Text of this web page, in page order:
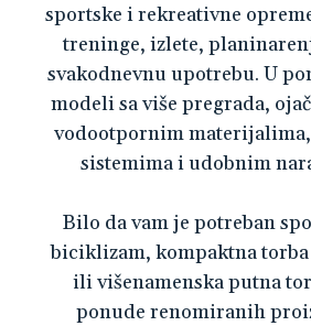
sportske i rekreativne
treninge, izlete,
svakodnevnu upotrebu. U
modeli sa više pregrada,
vodootpornim
sistemima i udobnim
Bilo da vam je potreban
biciklizam, kompaktna
ili višenamenska putna
ponude renomiranih